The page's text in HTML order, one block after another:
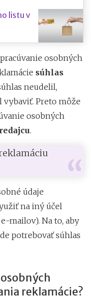
listu v
osobných
súhlas
neudelil,
vybaviť. Preto môže
osobných
.
údaje
na iný účel
mailov). Na to, aby
potrebovať súhlas
reklamácie?